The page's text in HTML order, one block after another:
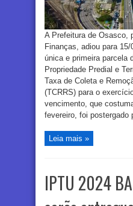
A Prefeitura de Osasco,
Finanças, adiou para
única e primeira parcela
Propriedade Predial e
Taxa de Coleta e
(TCRRS) para o
vencimento, que
fevereiro, foi postergado
Leia mais »
IPTU 2024